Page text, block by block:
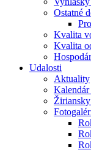
Ostatné
Kvalita
Kvalita
Udalosti
Aktuality